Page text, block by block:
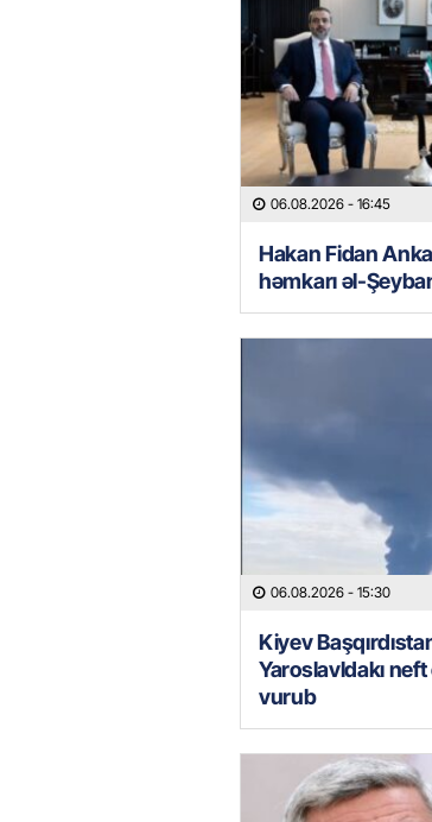
06.08.2026 - 16:45
Hakan Fidan
həmkarı əl-
06.08.2026 - 15:30
Kiyev
Yaroslavldakı
vurub